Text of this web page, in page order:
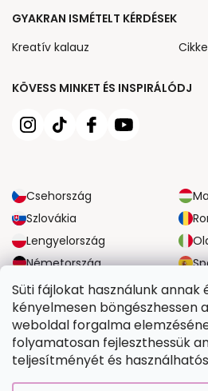
Süti fájlokat használunk annak
kényelmesen böngészhessen
weboldal forgalma
folyamatosan fejleszthessük
teljesítményét és
KÖVESS MINKET ÉS INSPIRÁLÓDJ
Csehország
Szlovákia
Lengyelország
Németország
Nagy-Britannia
GYAKRAN ISMÉTELT KÉRDÉSEK
Kreatív kalauz
MEGBÍZHATÓ SZÁLLÍTÁSI